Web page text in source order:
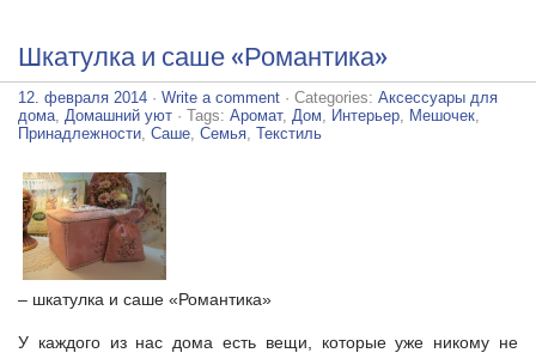
Шкатулка и саше «Романтика»
12. февраля 2014 · Write a comment · Categories: Аксессуары для
дома Домашний уют · Tags: Аромат, Дом Интерьер Мешочек
Принадлежности Саше Семья Текстиль
– шкатулка и саше «Романтика»
У каждого из нас дома есть вещи, которые уже никому не